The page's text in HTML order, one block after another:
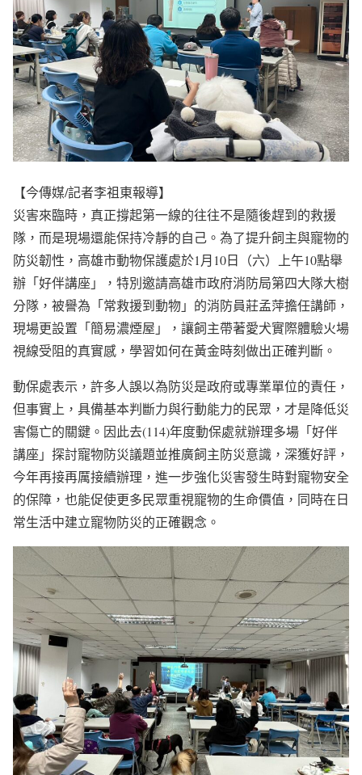
【今傳媒/記者李祖東報導】
災害來臨時，真正撐起第一線的往往不是隨後趕到的救援
隊，而是現場還能保持冷靜的自己。為了提升飼主與寵物的
防災韌性，高雄市動物保護處於1月10日（六）上午10點舉
辦「好伴講座」，特別邀請高雄市政府消防局第四大隊大樹
分隊，被譽為「常救援到動物」的消防員莊孟萍擔任講師，
現場更設置「簡易濃煙屋」，讓飼主帶著愛犬實際體驗火場
視線受阻的真實感，學習如何在黃金時刻做出正確判斷。
動保處表示，許多人誤以為防災是政府或專業單位的責任，
但事實上，具備基本判斷力與行動能力的民眾，才是降低災
害傷亡的關鍵。因此去(114)年度動保處就辦理多場「好伴
講座」探討寵物防災議題並推廣飼主防災意識，深獲好評，
今年再接再厲接續辦理，進一步強化災害發生時對寵物安全
的保障，也能促使更多民眾重視寵物的生命價值，同時在日
常生活中建立寵物防災的正確觀念。